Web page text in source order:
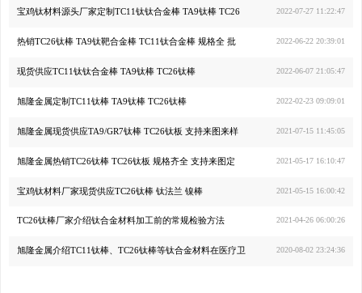
2022-07-27 11:22:47
宝鸡钛材料源头厂家定制TC11钛钛合金棒 TA9钛棒 TC26
2022-06-22 20:39:01
热销TC26钛棒 TA9钛靶合金棒 TC11钛合金棒 规格全 批
2022-06-07 21:05:47
现货供应TC11钛钛合金棒 TA9钛棒 TC26钛棒
2022-02-23 09:09:01
旭隆金属定制TC11钛棒 TA9钛棒 TC26钛棒
2021-07-15 11:45:05
旭隆金属现货供应TA9/GR7钛棒 TC26钛板 支持来图来样
2021-05-17 16:10:47
旭隆金属热销TC26钛棒 TC26钛板 规格齐全 支持来图定
2021-05-15 16:00:42
宝鸡钛材料厂家现货供应TC26钛棒 钛法兰 镍棒
2021-04-26 06:00:26
TC26钛棒厂家介绍钛合金材料加工前的常规检验方法
2020-08-02 23:24:36
旭隆金属介绍TC11钛棒、TC26钛棒等钛合金材料在医疗卫